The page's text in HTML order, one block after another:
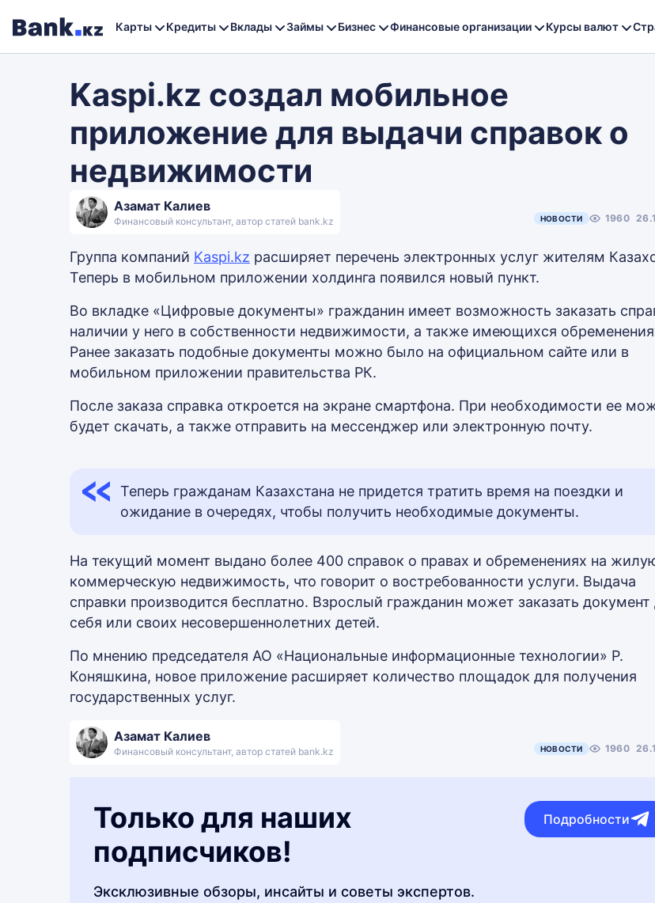
Карты Кредиты Вклады Займы Бизнес Финансовые организации Курсы валют
Kaspi.kz создал мобильное
приложение для выдачи справок о
недвижимости
Азамат Калиев
Финансовый консультант, автор статей bank.kz НОВОСТИ 1960
Группа компаний Kaspi.kz расширяет перечень электронных услуг жителям
Теперь в мобильном приложении холдинга появился новый пункт.
Во вкладке «Цифровые документы» гражданин имеет возможность заказать
наличии у него в собственности недвижимости, а также имеющихся
Ранее заказать подобные документы можно было на официальном сайте или в
мобильном приложении правительства РК.
После заказа справка откроется на экране смартфона. При необходимости ее
будет скачать, а также отправить на мессенджер или электронную почту.
Теперь гражданам Казахстана не придется тратить время на поездки и
ожидание в очередях, чтобы получить необходимые документы.
На текущий момент выдано более 400 справок о правах и обременениях на
коммерческую недвижимость, что говорит о востребованности услуги. Выдача
справки производится бесплатно. Взрослый гражданин может заказать документ
себя или своих несовершеннолетних детей.
По мнению председателя АО «Национальные информационные технологии» Р.
Коняшкина, новое приложение расширяет количество площадок для получения
государственных услуг.
Азамат Калиев
Финансовый консультант, автор статей bank.kz НОВОСТИ 1960
Только для наших
подписчиков!
Эксклюзивные обзоры, инсайты и советы экспертов.
Подробности